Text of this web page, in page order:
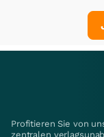
Profitieren Sie von
zentralen